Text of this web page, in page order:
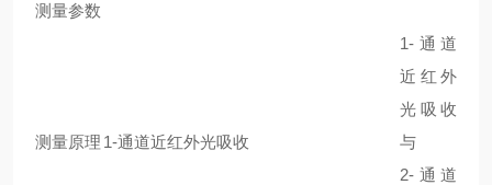
测量参数
测量原理 1-通道近红外光吸收
1-通道
近红外
光吸收
与
2-通道